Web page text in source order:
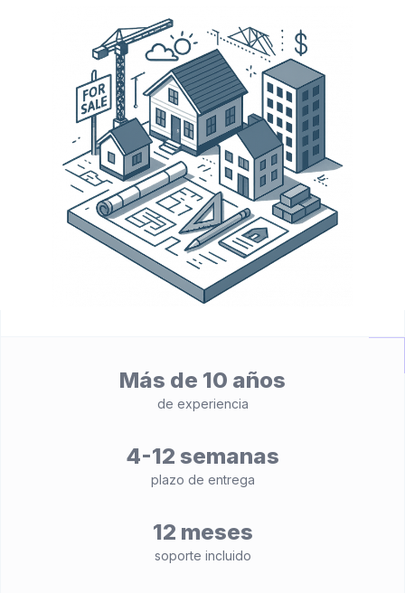
Más de 10 años
de experiencia
4-12 semanas
plazo de entrega
12 meses
soporte incluido